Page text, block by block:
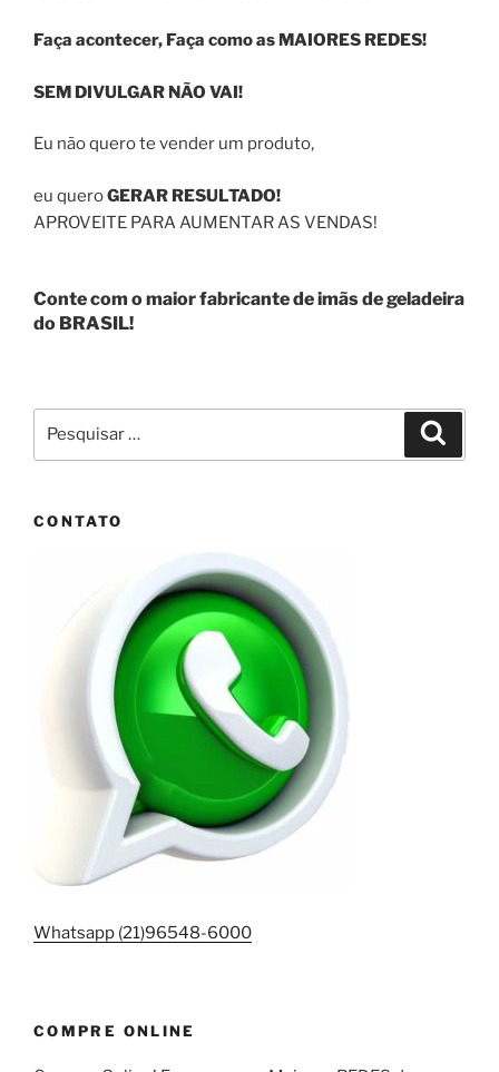
Faça acontecer, Faça como as MAIORES REDES!
SEM DIVULGAR NÃO VAI!
Eu não quero te vender um produto,
eu queroGERAR RESULTADO!
APROVEITE PARA AUMENTAR AS VENDAS!
Conte com o maior fabricante de imãs de geladeira
do BRASIL!
por:
CONTATO
Whatsapp (21)96548-6000
COMPRE ONLINE